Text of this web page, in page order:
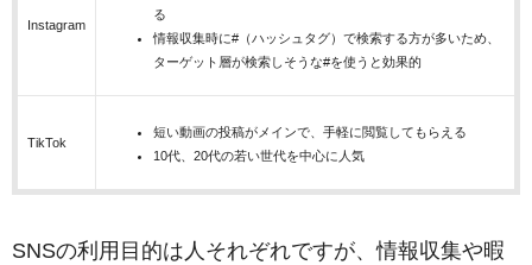
Instagram
る
情報収集時に#（ハッシュタグ）で検索する方が多いため、
ターゲット層が検索しそうな#を使うと効果的
TikTok
短い動画の投稿がメインで、手軽に閲覧してもらえる
10代、20代の若い世代を中心に人気
SNSの利用目的は人それぞれですが、情報収集や暇